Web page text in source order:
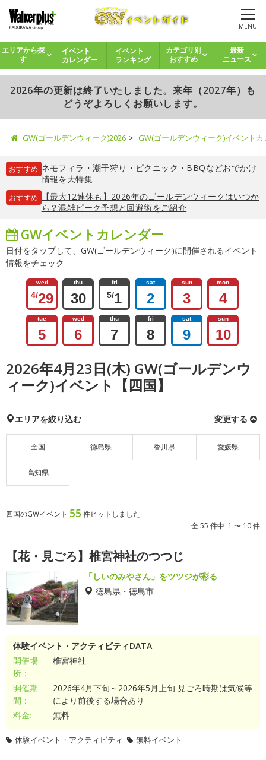
MENU
エリアから探
す
イベント
カレンダー
イベント
ランキング
カテゴリ別
おすすめ
最新
ニュース
2026年の更新は終了いたしました。来年（2027年）も
どうぞよろしくお願いします。
GW(ゴールデンウィーク)2026 GW(ゴールデンウィーク)イベント
おすすめ ネモフィラ ・ 潮干狩り ・ ピクニック ・ BBQなどおでかけ
情報を大特集
おすすめ
【最大12連休も】2026年のゴールデンウィークはいつか
ら？混雑ピーク予想と回避術をご紹介
GWイベントカレンダー
日付をタップして、GW(ゴールデンウィーク)に開催されるイベント
情報をチェック
wed
4/29
thu
30
fri
5/1
sat
2
sun
3
mon
4
tue
5
wed
6
thu
7
fri
8
sat
9
sun
10
2026年4月23日(木) GW(ゴールデンウ
ィーク)イベント【四国】
エリアを絞り込む 変更する
全国 徳島県 香川県 愛媛県
高知県
四国のGWイベント 55 件ヒットしました
全 55 件中 1 〜 10 件
【花・見ごろ】椎宮神社のつつじ
「しいのみやさん」をツツジが彩る
徳島県・徳島市
体験イベント・アクティビティDATA
開催場
所：
椎宮神社
開催期
間：
2026年4月下旬～2026年5月上旬 見ごろ時期は気候等
により前後する場合あり
料金:
無料
体験イベント・アクティビティ 無料イベント